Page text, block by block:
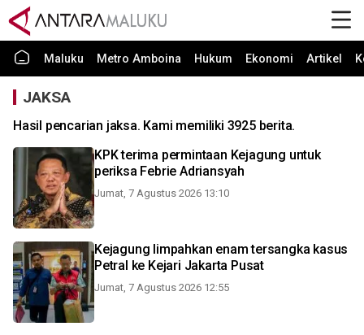
Maluku Metro Amboina Hukum Ekonomi Artikel
JAKSA
Hasil pencarian jaksa. Kami memiliki 3925 berita.
KPK terima permintaan Kejagung untuk
periksa Febrie Adriansyah
Jumat, 7 Agustus 2026 13:10
Kejagung limpahkan enam tersangka kasus
Petral ke Kejari Jakarta Pusat
Jumat, 7 Agustus 2026 12:55